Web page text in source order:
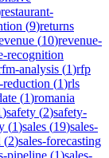
restaurant-
(9)returns
(10)revenue-
recognition
analysis (1)rfp
(1)rls
(1)romania
)safety (2)safety-
(1)sales (19)sales-
(2)sales-forecasting
pipeline (1)sales-